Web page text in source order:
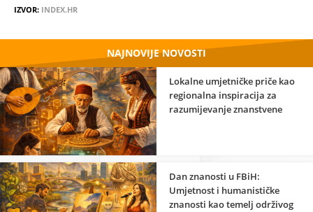
IZVOR: INDEX.HR
NAJNOVIJE NOVOSTI
Lokalne umjetničke priče kao
regionalna inspiracija za
razumijevanje znanstvene
Dan znanosti u FBiH:
Umjetnost i humanističke
znanosti kao temelj održivog